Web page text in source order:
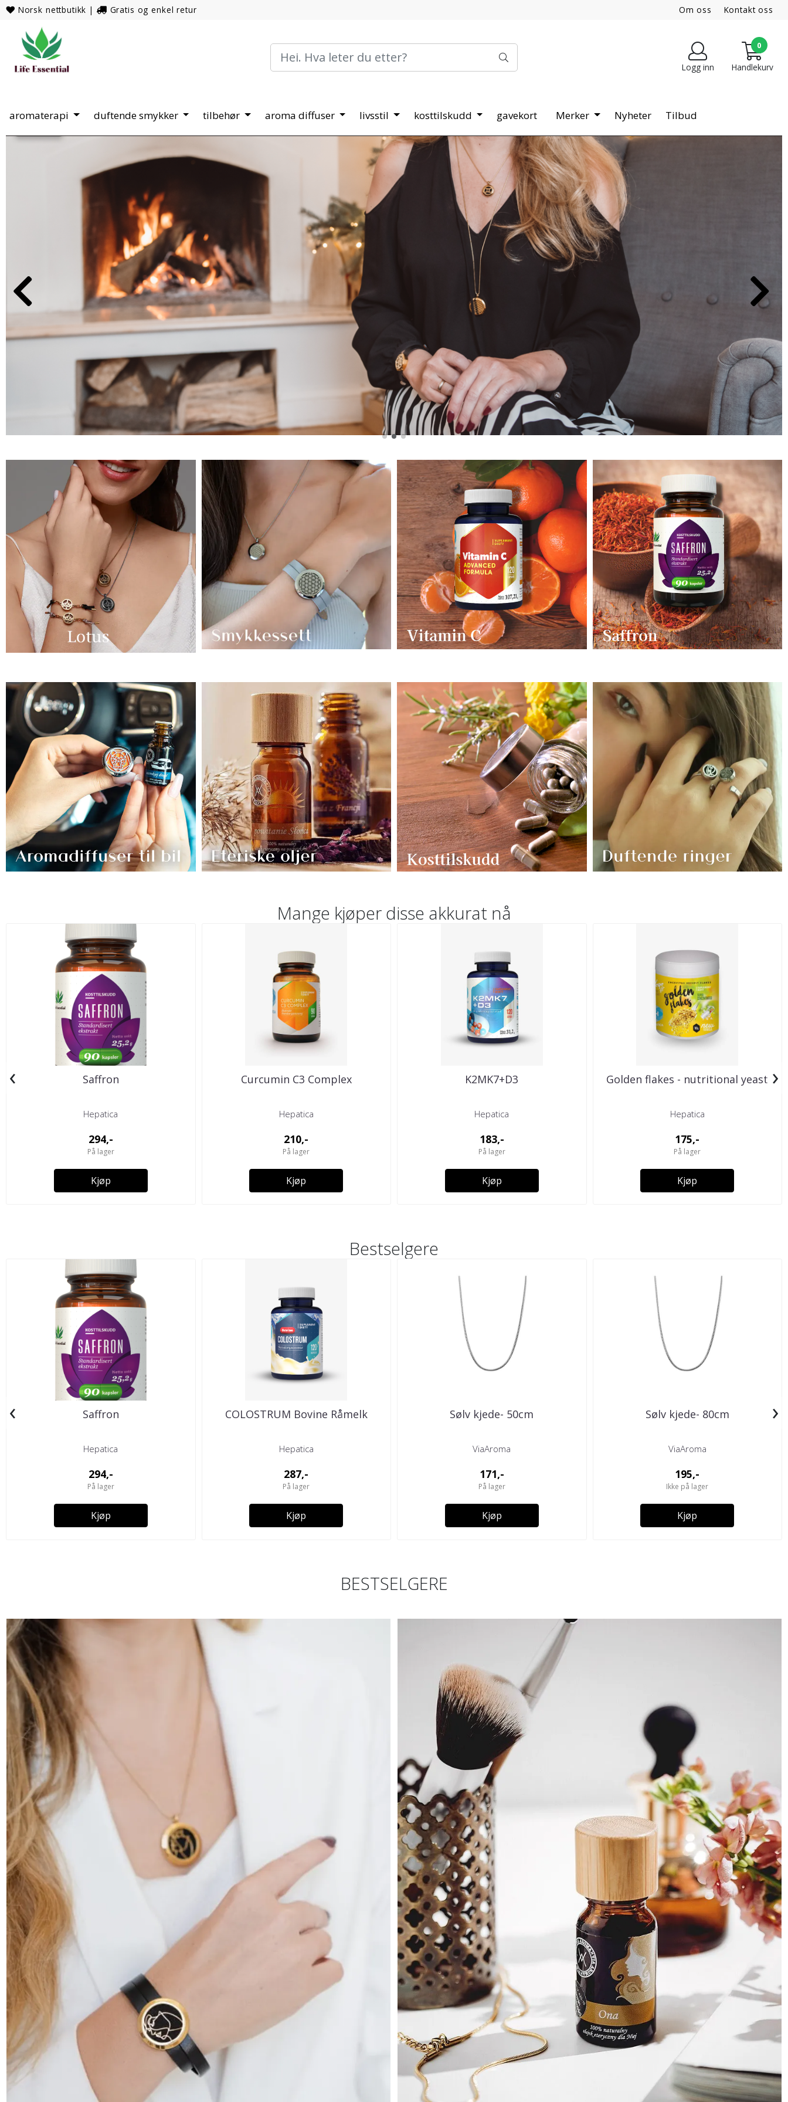
Norsk nettbutikk | Gratis og enkel retur Om oss Kontakt oss
Logg inn
0
Handlekurv
aromaterapi duftende smykker tilbehør aroma diffuser livsstil kosttilskudd gavekort Merker Nyheter Tilbud
Mange kjøper disse akkurat nå
Saffron
Hepatica
294,-
På lager
Kjøp
Curcumin C3 Complex
Hepatica
210,-
På lager
Kjøp
K2MK7+D3
Hepatica
183,-
På lager
Kjøp
Golden flakes - nutritional yeast
Hepatica
175,-
På lager
Kjøp
‹ ›
Bestselgere
Saffron
Hepatica
294,-
På lager
Kjøp
COLOSTRUM Bovine Råmelk
Hepatica
287,-
På lager
Kjøp
Sølv kjede- 50cm
ViaAroma
171,-
På lager
Kjøp
Sølv kjede- 80cm
ViaAroma
195,-
Ikke på lager
Kjøp
‹ ›
BESTSELGERE